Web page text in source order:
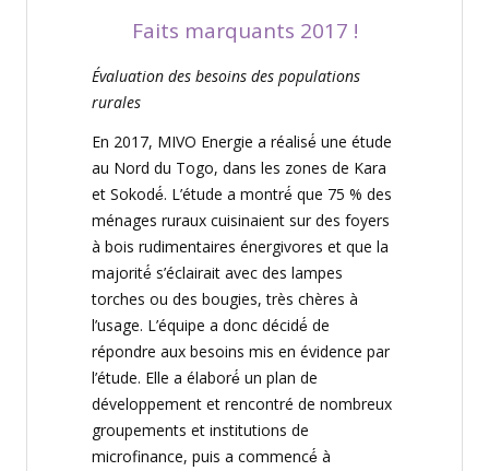
Faits marquants 2017 !
Évaluation des besoins des populations
rurales
En 2017, MIVO Energie a réalisé ́ une étude
au Nord du Togo, dans les zones de Kara
et Sokodé́. L’étude a montré ́ que 75 % des
ménages ruraux cuisinaient sur des foyers
à bois rudimentaires énergivores et que la
majorité ́ s’éclairait avec des lampes
torches ou des bougies,très chères à
l’usage. L’équipe a donc décidé ́ de
répondre aux besoins mis en évidence par
l’étude. Elle a élaboré ́ un plan de
développement et rencontré de nombreux
groupements et institutions de
microfinance, puis a commencé ́ à